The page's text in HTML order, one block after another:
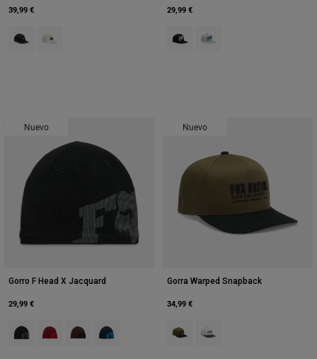
39,99 €
Product swatch type of Negro.
Product swatch type of Pearl White.
29,99 €
Product swatch type of Negro.
Product swatch type of
Nuevo
Gorro F Head X Jacquard
29,99 €
Product swatch type of Negro.
Product swatch type of Rojo Chili.
Product swatch type of Café.
Product swatch type of Azul medianoche.
Nuevo
Gorra Warped Snapback
34,99 €
Product swatch type of Verde
Product swatch type of